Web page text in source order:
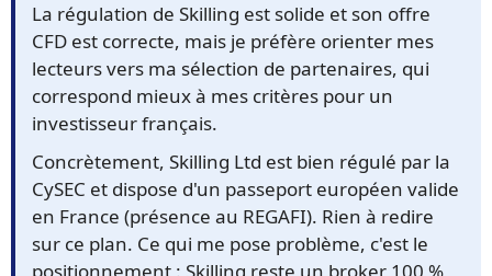
La régulation de Skilling est solide et son offre
CFD est correcte, mais je préfère orienter mes
lecteurs vers ma sélection de partenaires, qui
correspond mieux à mes critères pour un
investisseur français.
Concrètement, Skilling Ltd est bien régulé par la
CySEC et dispose d'un passeport européen valide
en France (présence au REGAFI). Rien à redire
sur ce plan. Ce qui me pose problème, c'est le